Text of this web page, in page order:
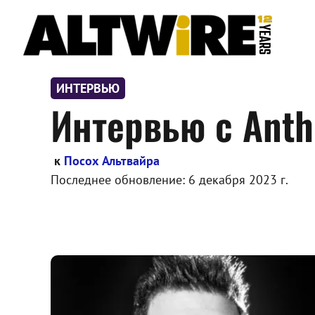
содержимому
ИНТЕРВЬЮ
Интервью с
к Посох Альтвайра
Последнее обновление: 6 декабря 2023 г.